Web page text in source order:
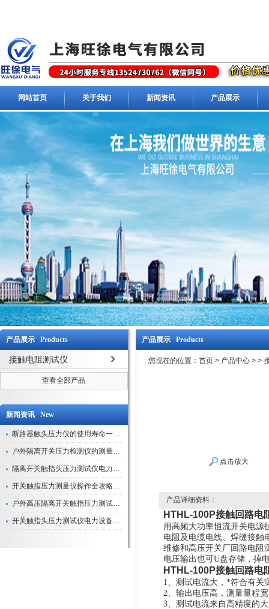
网站首页 关于我们 新闻资讯 产品展示
产品展示 Products
接触电阻测试仪
查看全部产品
新闻资讯 New
断路器触头压力仪的使用寿命一般是多久？
户外隔离开关压力检测仪的测量数据如何与GIS系统对接实现智能化运维？
隔离开关触指头压力测试仪电力系统安全运行的“定海神针”
开关触指压力测量仪操作全攻略：从准备到精准测量的实战指南
户外高压隔离开关触指压力测试仪的作用与价值
开关触指头压力测试仪电力设备安全的“隐形守护者”
产品展示 Products
您现在的位置： 首页 > 产品中心 > >
点击放大
产品详细资料：
HTHL-100P接触回路电
用高频大功率恒流开关电源
电阻及电缆电线、焊缝接触
维修和高压开关厂回路电阻
电压输出也可U盘存储，掉
HTHL-100P接触回路电
1、测试电流大，*符合有关
2、输出电压高，测量量程
3、测试电流来自高精度的